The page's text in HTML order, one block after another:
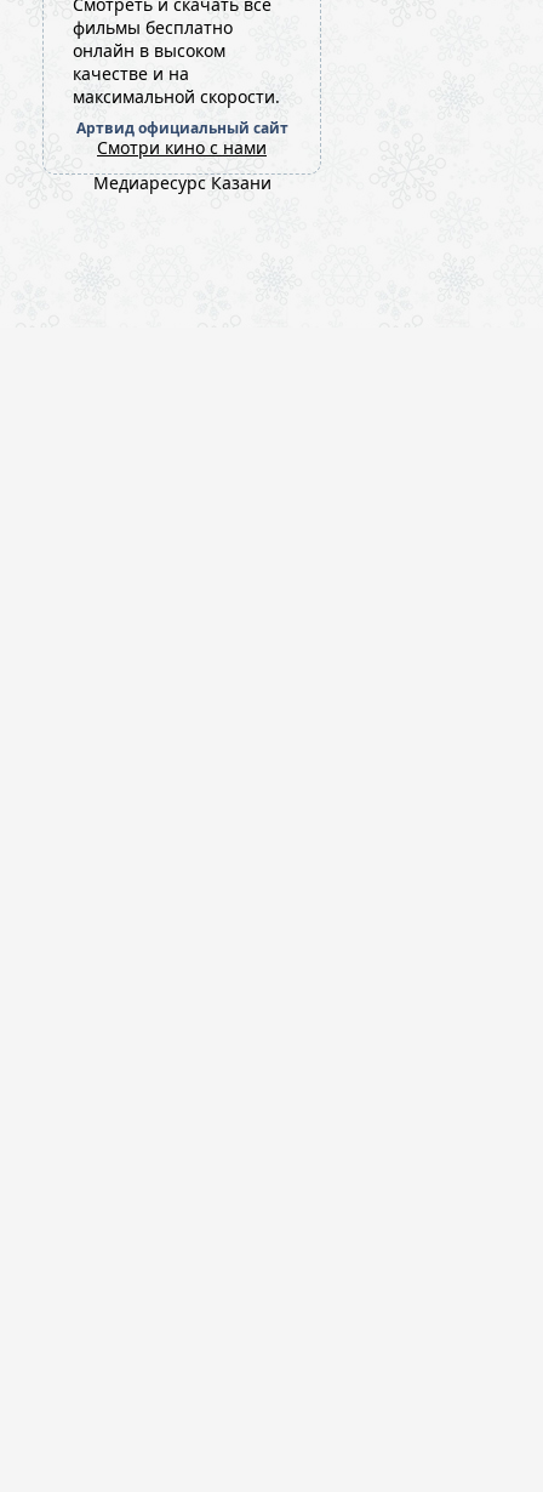
фильмы бесплатно
онлайн в высоком
качестве и на
максимальной скорости.
Артвид официальный сайт
Смотри кино с нами
Медиаресурс Казани